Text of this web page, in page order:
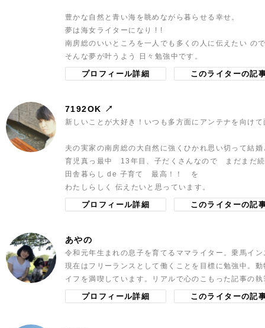
豊かな自然と青い海を眺めながら暮らせる幸せ。
夢は海女ライターになり ! !
南房総のいいところを一人でも多くの人に伝えたい の
そんな夢が叶うよう 日々勉強中です。
プロフィール詳細 このライターの記
7192OK ↗️
新しいことが大好き！いつも多方面にアンテナを向け
夫の実家の南房総の大自然に強くひかれ思い切って結
育児真っ最中 13年目、子だくさんなので まだまだ
田舎暮らし de 子育て 最高！！ を
わたしらしく 伝えたいと思っています。
プロフィール詳細 このライターの記
あやの
令和元年生まれの息子を育てるママライター。乗馬イ
現在はフリーランスとして働くことを目標に勉強中。
イフを満喫しています。リアルで心のこもった記事の
プロフィール詳細 このライターの記